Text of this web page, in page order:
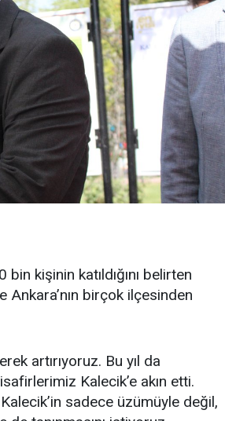
kişinin katıldığını belirten
Ankara’nın birçok ilçesinden
artırıyoruz. Bu yıl da
Kalecik’e akın etti.
sadece üzümüyle değil,